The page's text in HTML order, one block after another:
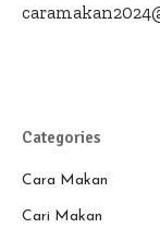
Categories
Cara Makan
Cari Makan